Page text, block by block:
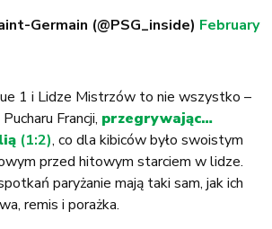
Germain (@PSG_inside) February
1 i Lidze Mistrzów to nie wszystko –
Francji, przegrywając…
(1:2), co dla kibiców było swoistym
przed hitowym starciem w lidze.
paryżanie mają taki sam, jak ich
remis i porażka.